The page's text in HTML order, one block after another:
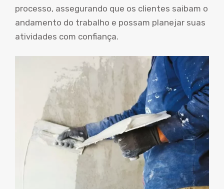
processo, assegurando que os clientes saibam o
andamento do trabalho e possam planejar suas
atividades com confiança.